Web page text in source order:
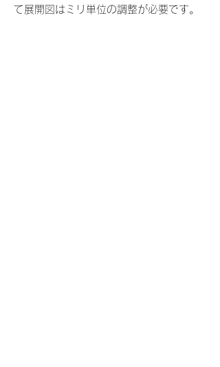
て展開図はミリ単位の調整が必要です。